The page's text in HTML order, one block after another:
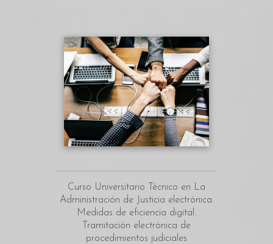
Curso Universitario Técnico en La
Administración de Justicia electrónica.
Medidas de eficiencia digital.
Tramitación electrónica de
procedimientos judiciales